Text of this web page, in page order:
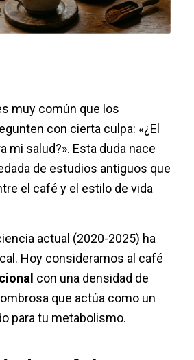
muy común que los
con cierta culpa: «¿El
mi salud?». Esta duda nace
de estudios antiguos que
el café y el estilo de vida
actual (2020-2025) ha
Hoy consideramos al café
con una densidad de
que actúa como un
para tu metabolismo.